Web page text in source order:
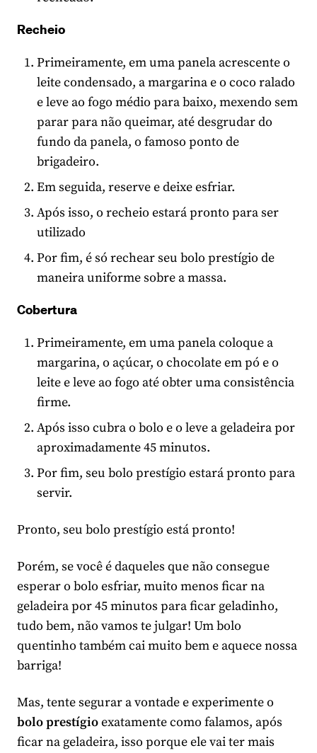
Recheio
Primeiramente, em uma panela acrescente o
leite condensado, a margarina e o coco ralado
e leve ao fogo médio para baixo, mexendo sem
parar para não queimar, até desgrudar do
fundo da panela, o famoso ponto de
brigadeiro.
Em seguida, reserve e deixe esfriar.
Após isso, o recheio estará pronto para ser
utilizado
Por fim, é só rechear seu bolo prestígio de
maneira uniforme sobre a massa.
Cobertura
Primeiramente, em uma panela coloque a
margarina, o açúcar, o chocolate em pó e o
leite e leve ao fogo até obter uma consistência
firme.
Após isso cubra o bolo e o leve a geladeira por
aproximadamente 45 minutos.
Por fim, seu bolo prestígio estará pronto para
servir.
Pronto, seu bolo prestígio está pronto!
Porém, se você é daqueles que não consegue
esperar o bolo esfriar, muito menos ficar na
geladeira por 45 minutos para ficar geladinho,
tudo bem, não vamos te julgar! Um bolo
quentinho também cai muito bem e aquece nossa
barriga!
Mas, tente segurar a vontade e experimente o
bolo prestígioexatamente como falamos, após
ficar na geladeira, isso porque ele vai ter mais